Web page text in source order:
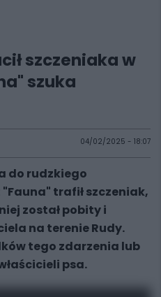
szczeniaka w
szuka
04/02/2025 - 18:07
do rudzkiego
trafił szczeniak,
został pobity i
na terenie Rudy.
tego zdarzenia lub
psa.